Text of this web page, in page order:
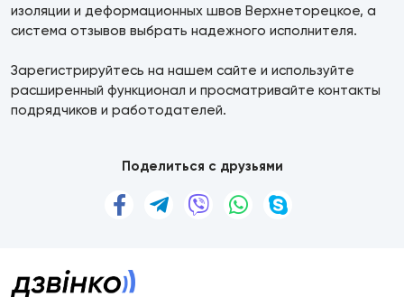
изоляции и деформационных швов Верхнеторецкое, а
система отзывов выбрать надежного исполнителя.
Зарегистрируйтесь на нашем сайте и используйте
расширенный функционал и просматривайте контакты
подрядчиков и работодателей.
Поделиться с друзьями